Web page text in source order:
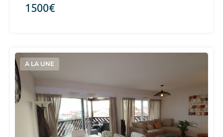
1500€
A LA UNE